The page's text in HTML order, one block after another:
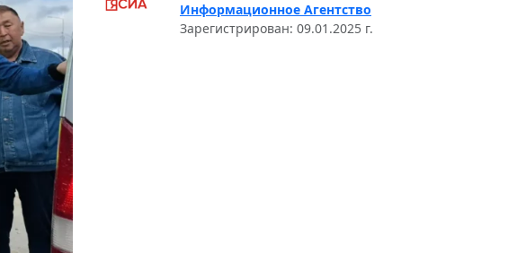
Информационное Агентство
Зарегистрирован: 09.01.2025 г.